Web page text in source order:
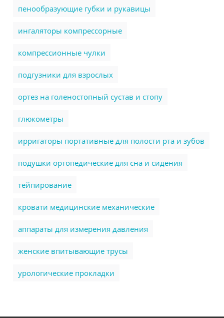
пенообразующие губки и рукавицы
ингаляторы компрессорные
компрессионные чулки
подгузники для взрослых
ортез на голеностопный сустав и стопу
глюкометры
ирригаторы портативные для полости рта и зубов
подушки ортопедические для сна и сидения
тейпирование
кровати медицинские механические
аппараты для измерения давления
женские впитывающие трусы
урологические прокладки